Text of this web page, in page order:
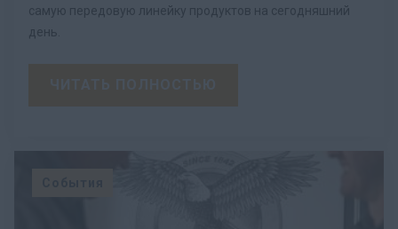
самую передовую линейку продуктов на сегодняшний
день.